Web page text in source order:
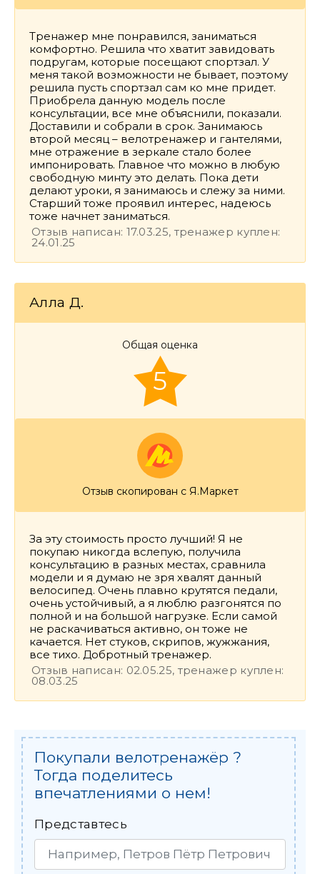
Тренажер мне понравился, заниматься
комфортно. Решила что хватит завидовать
подругам, которые посещают спортзал. У
меня такой возможности не бывает, поэтому
решила пусть спортзал сам ко мне придет.
Приобрела данную модель после
консультации, все мне объяснили, показали.
Доставили и собрали в срок. Занимаюсь
второй месяц – велотренажер и гантелями,
мне отражение в зеркале стало более
импонировать. Главное что можно в любую
свободную минту это делать. Пока дети
делают уроки, я занимаюсь и слежу за ними.
Старший тоже проявил интерес, надеюсь
тоже начнет заниматься.
Отзыв написан: 17.03.25, тренажер куплен:
24.01.25
Алла Д.
Отзыв скопирован с Я.Маркет
Общая оценка
5
За эту стоимость просто лучший! Я не
покупаю никогда вслепую, получила
консультацию в разных местах, сравнила
модели и я думаю не зря хвалят данный
велосипед. Очень плавно крутятся педали,
очень устойчивый, а я люблю разгонятся по
полной и на большой нагрузке. Если самой
не раскачиваться активно, он тоже не
качается. Нет стуков, скрипов, жужжания,
все тихо. Добротный тренажер.
Отзыв написан: 02.05.25, тренажер куплен:
08.03.25
Покупали велотренажёр ?
Тогда поделитесь
впечатлениями о нем!
Представтесь